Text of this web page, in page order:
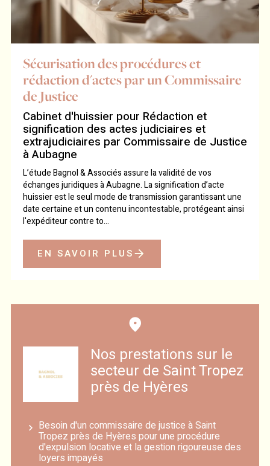
Sécurisation des procédures et
rédaction d'actes par un Commissaire
de Justice
Cabinet d'huissier pour Rédaction et
signification des actes judiciaires et
extrajudiciaires par Commissaire de Justice
à Aubagne
L’étude Bagnol & Associés assure la validité de vos
échanges juridiques à Aubagne. La signification d’acte
huissier est le seul mode de transmission garantissant une
date certaine et un contenu incontestable, protégeant ainsi
l'expéditeur contre to...
EN SAVOIR PLUS
Nos prestations sur le
secteur de Saint Tropez
près de Hyères
Besoin d'un commissaire de justice à Saint
Tropez près de Hyères pour une procédure
d'expulsion locative et la gestion rigoureuse des
loyers impayés